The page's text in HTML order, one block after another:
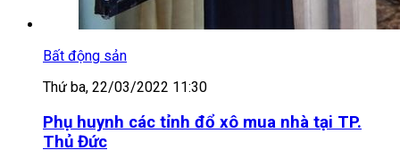
Bất động sản
Thứ ba, 22/03/2022 11:30
Phụ huynh các tỉnh đổ xô mua nhà tại TP.
Thủ Đức